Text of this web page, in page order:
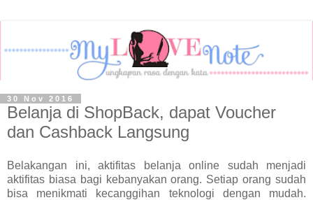
30 Nov 2016
Belanja di ShopBack, dapat Voucher
dan Cashback Langsung
Belakangan ini, aktifitas belanja online sudah menjadi
aktifitas biasa bagi kebanyakan orang. Setiap orang sudah
bisa menikmati kecanggihan teknologi dengan mudah.